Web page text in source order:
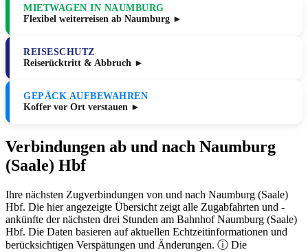
MIETWAGEN IN NAUMBURG
Flexibel weiterreisen ab Naumburg ►
REISESCHUTZ
Reiserücktritt & Abbruch ►
GEPÄCK AUFBEWAHREN
Koffer vor Ort verstauen ►
Verbindungen ab und nach Naumburg
(Saale) Hbf
Ihre nächsten Zugverbindungen von und nach Naumburg (Saale)
Hbf. Die hier angezeigte Übersicht zeigt alle Zugabfahrten und -
ankünfte der nächsten drei Stunden am Bahnhof Naumburg (Saale)
Hbf. Die Daten basieren auf aktuellen Echtzeitinformationen und
berücksichtigen Verspätungen und Änderungen. ⓘ Die